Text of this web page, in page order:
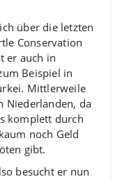
über die letzten
Conservation
er auch in
Beispiel in
Mittlerweile
Niederlanden, da
komplett durch
noch Geld
gibt.
besucht er nun